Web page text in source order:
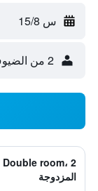
س 15/8
2 من الضيوف، غرفة واحدة
المزدوجة